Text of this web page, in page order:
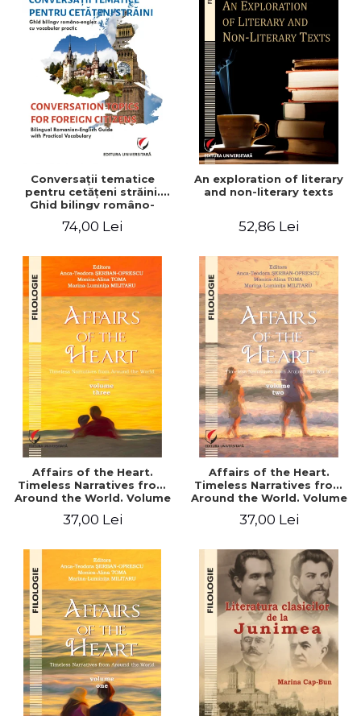
Conversaţii tematice
pentru cetăţeni străini.
Ghid bilingv româno-
practic/Conversation
Bilingual Romanian-English
guide with practical
vocabulary
74,00 Lei
An exploration of literary
and non-literary texts
52,86 Lei
Affairs of the Heart.
Timeless Narratives from
Around the World. Volume
37,00 Lei
Affairs of the Heart.
Timeless Narratives from
Around the World. Volume
37,00 Lei